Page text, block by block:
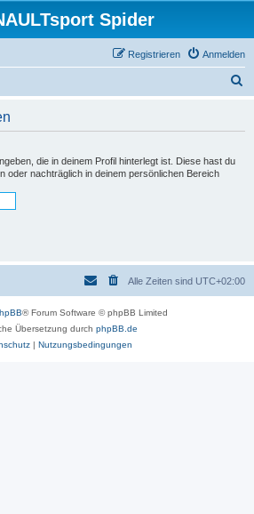
Spider
Anmelden
Registrieren
die in deinem Profil hinterlegt ist. Diese hast du
oder nachträglich in deinem persönlichen Bereich
Alle Zeiten sind UTC+02:00
® Forum Software © phpBB Limited
Übersetzung durch phpBB.de
| Nutzungsbedingungen